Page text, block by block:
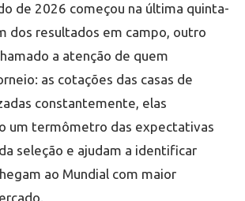
de 2026 começou na última quinta-
dos resultados em campo, outro
a atenção de quem
as cotações das casas de
constantemente, elas
um termômetro das expectativas
seleção e ajudam a identificar
ao Mundial com maior